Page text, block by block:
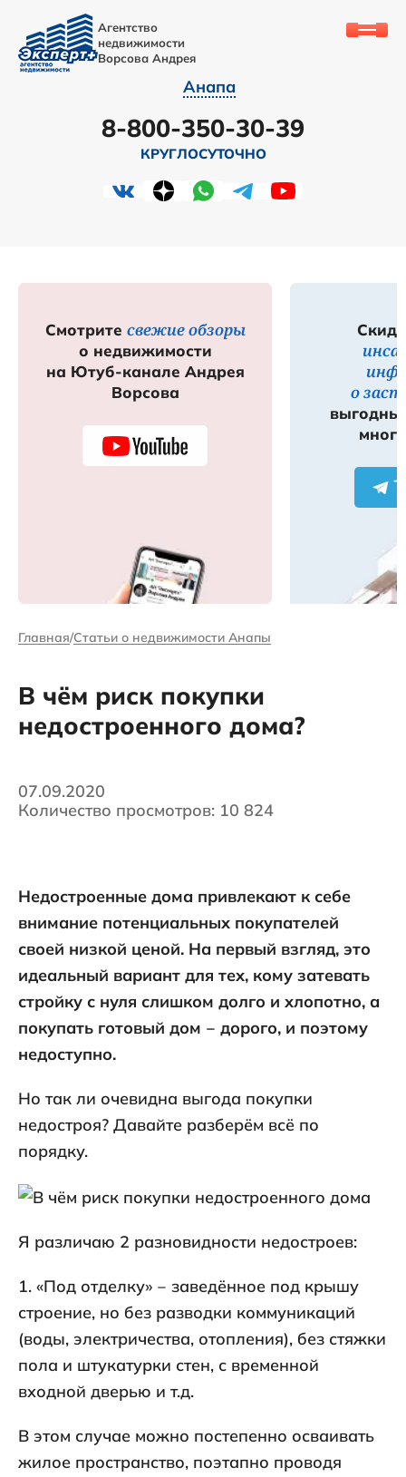
Агентство
недвижимости
Ворсова Андрея
Анапа
8-800-350-30-39
КРУГЛОСУТОЧНО
Смотрите свежие обзоры
о недвижимости
на Ютуб-канале Андрея
Ворсова
о
Главная Статьи о недвижимости Анапы
В чём риск покупки
недостроенного дома?
07.09.2020
Количество просмотров: 10 824
Недостроенные дома привлекают к себе
внимание потенциальных покупателей
своей низкой ценой. На первый взгляд, это
идеальный вариант для тех, кому затевать
стройку с нуля слишком долго и хлопотно, а
покупать готовый дом ‒ дорого, и поэтому
недоступно.
Но так ли очевидна выгода покупки
недостроя? Давайте разберём всё по
порядку.
Я различаю 2 разновидности недостроев:
1. «Под отделку» ‒ заведённое под крышу
строение, но без разводки коммуникаций
(воды, электричества, отопления), без стяжки
пола и штукатурки стен, с временной
входной дверью и т.д.
В этом случае можно постепенно осваивать
жилое пространство, поэтапно проводя